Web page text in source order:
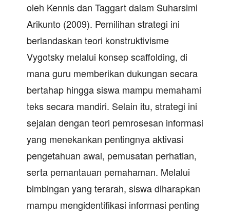
oleh Kennis dan Taggart dalam Suharsimi
Arikunto (2009). Pemilihan strategi ini
berlandaskan teori konstruktivisme
Vygotsky melalui konsep scaffolding, di
mana guru memberikan dukungan secara
bertahap hingga siswa mampu memahami
teks secara mandiri. Selain itu, strategi ini
sejalan dengan teori pemrosesan informasi
yang menekankan pentingnya aktivasi
pengetahuan awal, pemusatan perhatian,
serta pemantauan pemahaman. Melalui
bimbingan yang terarah, siswa diharapkan
mampu mengidentifikasi informasi penting